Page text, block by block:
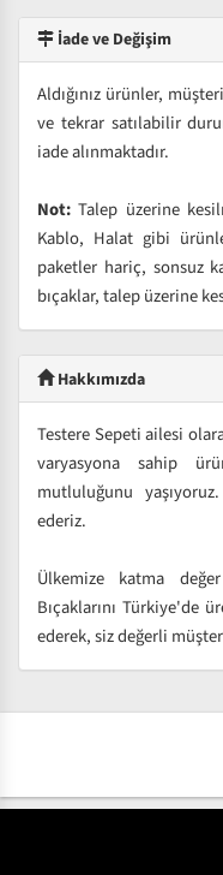
İade ve Değişim
Aldığınız ürünler,
ve tekrar satılabilir
iade alınmaktadır.
Not: Talep üzerine
Kablo, Halat gibi
paketler hariç, sonsuz
bıçaklar, talep üzerine
Hakkımızda
Testere Sepeti ailesi
varyasyona sahip
mutluluğunu
ederiz.
Ülkemize katma
Bıçaklarını Türkiye'de
ederek, siz değerli